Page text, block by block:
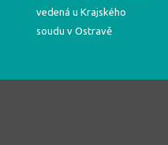
vedená u Krajského
soudu v Ostravě